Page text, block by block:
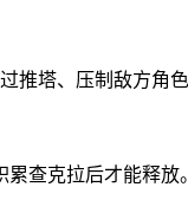
推塔、压制敌方角
查克拉后才能释